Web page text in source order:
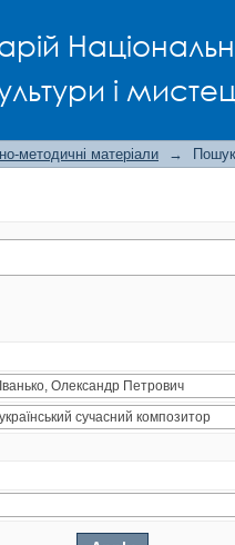
і
методичні матеріали → Пошук